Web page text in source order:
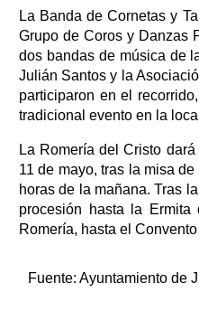
La Banda de Cornetas y
Grupo de Coros y Danzas
dos bandas de música de
Julián Santos y la
participaron en el
tradicional evento en la
La Romería del Cristo
11 de mayo, tras la misa
horas de la mañana. Tras
procesión hasta la
Romería, hasta el
Fuente: Ayuntamiento de